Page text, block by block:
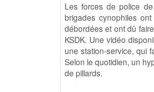
Les forces de police
brigades cynophiles
débordées et ont dû
KSDK. Une vidéo
une station-service, qui
Selon le quotidien, un
de pillards.